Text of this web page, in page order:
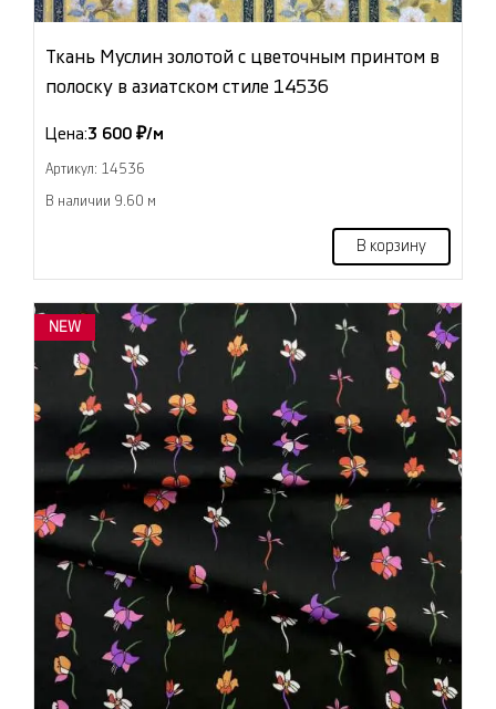
Ткань Муслин золотой с цветочным принтом в
полоску в азиатском стиле 14536
Цена:3 600 ₽/м
Артикул: 14536
В наличии 9.60 м
В корзину
NEW